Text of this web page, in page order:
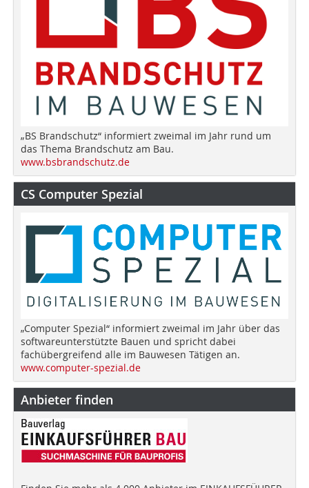
„BS Brandschutz“ informiert zweimal im Jahr rund um
das Thema Brandschutz am Bau.
www.bsbrandschutz.de
CS Computer Spezial
„Computer Spezial“ informiert zweimal im Jahr über das
softwareunterstützte Bauen und spricht dabei
fachübergreifend alle im Bauwesen Tätigen an.
www.computer-spezial.de
Anbieter finden